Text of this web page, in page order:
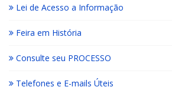
Lei de Acesso a Informação
Feira em História
Consulte seu PROCESSO
Telefones e E-mails Úteis